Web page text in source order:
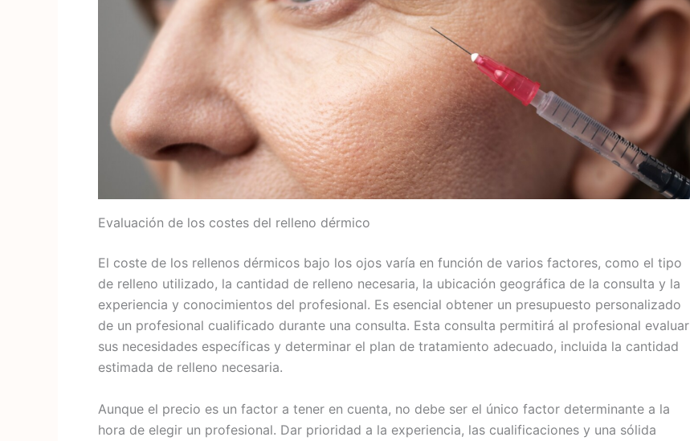
Evaluación de los costes del relleno dérmico
El coste de los rellenos dérmicos bajo los ojos varía en función de varios factores, como el tipo
de relleno utilizado, la cantidad de relleno necesaria, la ubicación geográfica de la consulta y la
experiencia y conocimientos del profesional. Es esencial obtener un presupuesto personalizado
de un profesional cualificado durante una consulta. Esta consulta permitirá al profesional evaluar
sus necesidades específicas y determinar el plan de tratamiento adecuado, incluida la cantidad
estimada de relleno necesaria.
Aunque el precio es un factor a tener en cuenta, no debe ser el único factor determinante a la
hora de elegir un profesional. Dar prioridad a la experiencia, las cualificaciones y una sólida